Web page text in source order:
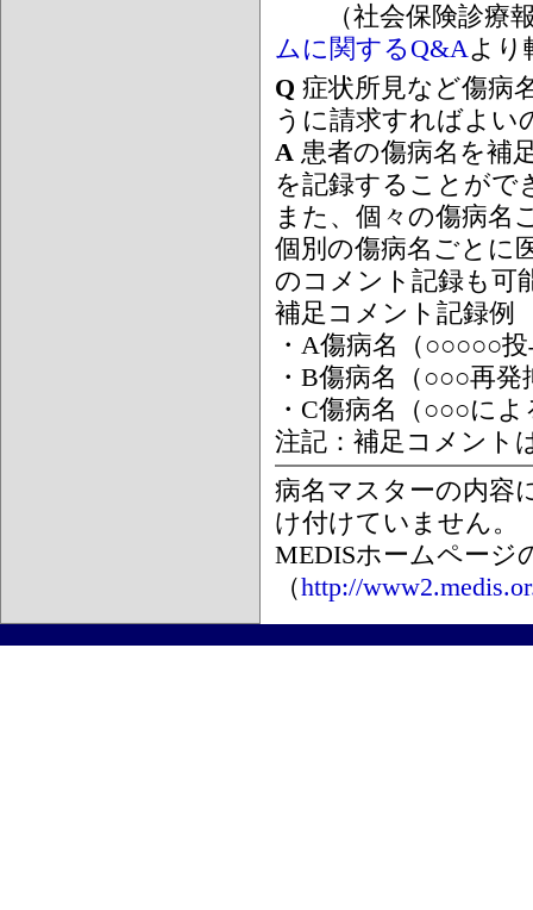
（社会保険診療報
ムに関するQ&Aより
Q 症状所見など傷病
うに請求すればよい
A 患者の傷病名を補
を記録することがで
また、個々の傷病名
個別の傷病名ごとに
のコメント記録も可
補足コメント記録例
・A傷病名（○○○○○
・B傷病名（○○○再
・C傷病名（○○○に
注記：補足コメント
病名マスターの内容
け付けていません。
MEDISホームページ
（http://